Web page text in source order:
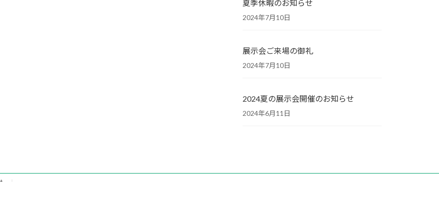
夏季休暇のお知らせ
2024年7月10日
展示会ご来場の御礼
2024年7月10日
2024夏の展示会開催のお知らせ
2024年6月11日